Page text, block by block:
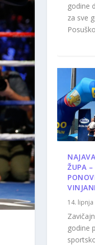
godine
za sve
ŽUPA –
14. lipnja
godine